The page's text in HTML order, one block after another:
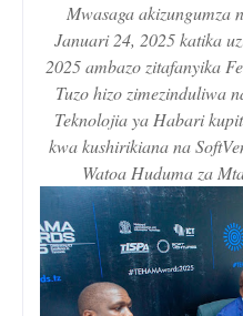
Mwasaga akizungumza
Januari 24, 2025 katika
2025 ambazo zitafanyika
Tuzo hizo zimezinduliwa
Teknolojia ya Habari
kwa kushirikiana na
Watoa Huduma za